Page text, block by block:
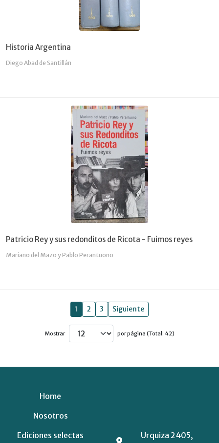
Historia Argentina
Diego Abad de Santillán
Patricio Rey y sus redonditos de Ricota - Fuimos reyes
Mariano del Mazo y Pablo Perantuono
1 2 3 Siguiente
Mostrar por página (Total: 42)
Home
Nosotros
Ediciones selectas
Urquiza 2405,